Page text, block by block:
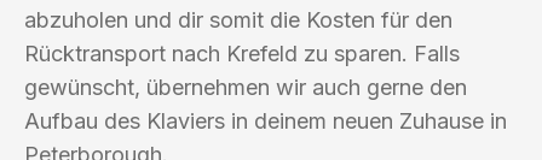
abzuholen und dir somit die Kosten für den
Rücktransport nach Krefeld zu sparen. Falls
gewünscht, übernehmen wir auch gerne den
Aufbau des Klaviers in deinem neuen Zuhause in
Peterborough.